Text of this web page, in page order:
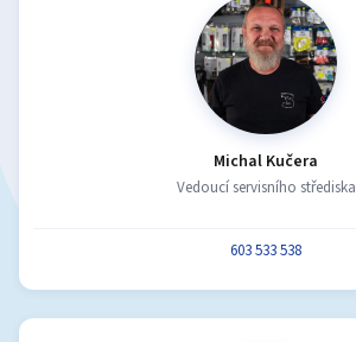
Michal Kučera
Vedoucí servisního střediska
603 533 538